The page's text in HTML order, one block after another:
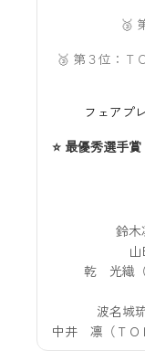
🥉
🥉 第３位：
フェアプ
⭐ 最優秀選手
鈴木
乾 光織（
波名城
中井 凛（ＴＯ